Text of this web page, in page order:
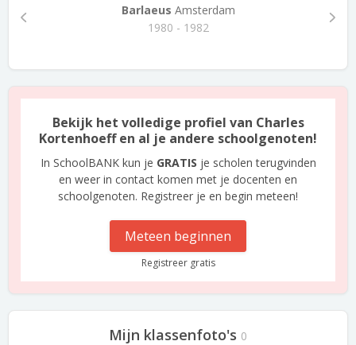
Barlaeus Amsterdam
1980 - 1982
Bekijk het volledige profiel van Charles
Kortenhoeff en al je andere schoolgenoten!
In SchoolBANK kun je GRATIS je scholen terugvinden
en weer in contact komen met je docenten en
schoolgenoten. Registreer je en begin meteen!
Meteen beginnen
Registreer gratis
Mijn klassenfoto's 0